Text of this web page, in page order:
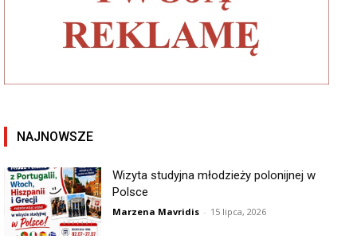
NAJNOWSZE
Wizyta studyjna młodzieży polonijnej w
Polsce
Marzena Mavridis - 15 lipca, 2026